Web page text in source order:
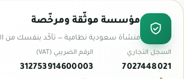
مؤسسة موثّقة ومرخّصة
منشأة سعودية نظامية — تأكّد بنفسك من
السجل التجاري
7027448021
الرقم الضريبي (VAT)
312753914600003